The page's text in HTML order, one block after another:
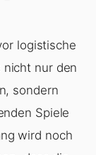
logistische
nicht nur den
sondern
Spiele
wird noch